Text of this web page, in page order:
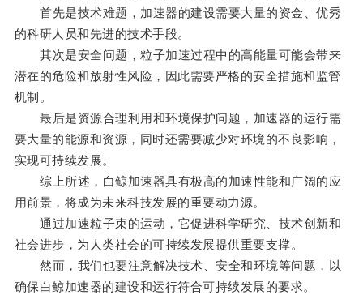
首先是技术难题，加速器的建设需要大量的资金、优秀
的科研人员和先进的技术手段。
其次是安全问题，粒子加速过程中的高能量可能会带来
潜在的危险和放射性风险，因此需要严格的安全措施和监管
机制。
最后是资源合理利用和环境保护问题，加速器的运行需
要大量的能源和资源，同时还需要减少对环境的不良影响，
实现可持续发展。
综上所述，白鲸加速器具有极高的加速性能和广阔的应
用前景，将成为未来科技发展的重要动力源。
通过加速粒子束的运动，它促进科学研究、技术创新和
社会进步，为人类社会的可持续发展提供重要支撑。
然而，我们也要注意解决技术、安全和环境等问题，以
确保白鲸加速器的建设和运行符合可持续发展的要求。